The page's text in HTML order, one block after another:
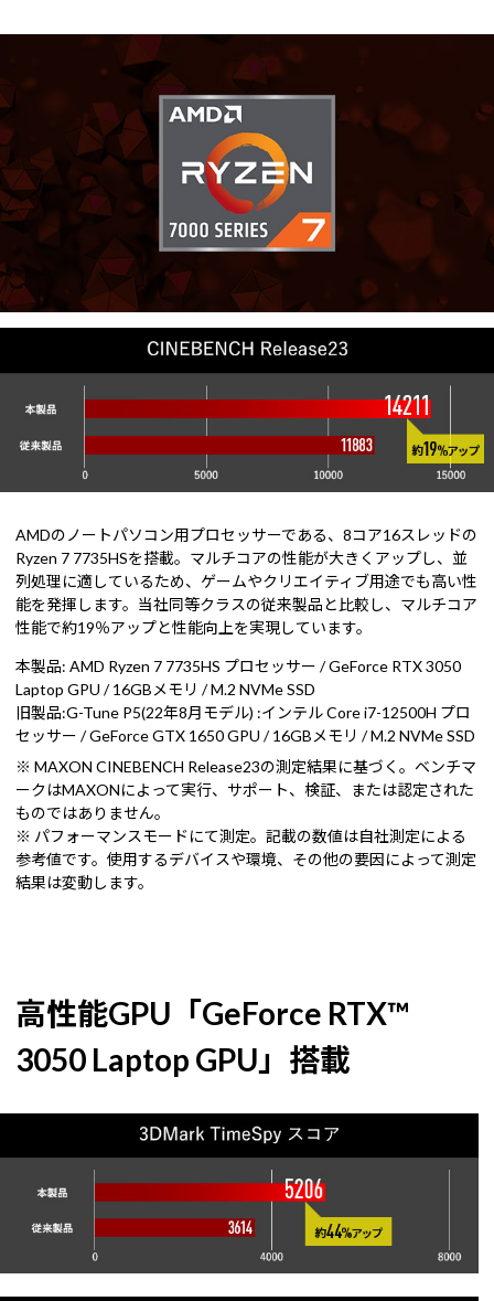
AMDのノートパソコン用プロセッサーである、8コア16スレッドの
Ryzen 7 7735HSを搭載。マルチコアの性能が大きくアップし、並
列処理に適しているため、ゲームやクリエイティブ用途でも高い性
能を発揮します。当社同等クラスの従来製品と比較し、マルチコア
性能で約19％アップと性能向上を実現しています。
本製品: AMD Ryzen 7 7735HS プロセッサー / GeForce RTX 3050
Laptop GPU / 16GBメモリ / M.2 NVMe SSD
旧製品:G-Tune P5(22年8月モデル) :インテル Core i7-12500H プロ
セッサー / GeForce GTX 1650 GPU / 16GBメモリ / M.2 NVMe SSD
※ MAXON CINEBENCH Release23の測定結果に基づく。ベンチマ
ークはMAXONによって実行、サポート、検証、または認定された
ものではありません。
※ パフォーマンスモードにて測定。記載の数値は自社測定による
参考値です。使用するデバイスや環境、その他の要因によって測定
結果は変動します。
高性能GPU「GeForce RTX™
3050 Laptop GPU」搭載